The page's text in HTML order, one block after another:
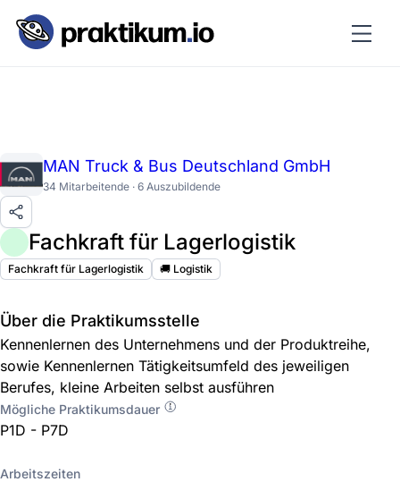
MAN Truck & Bus Deutschland GmbH
34 Mitarbeitende · 6 Auszubildende
Fachkraft für Lagerlogistik
Fachkraft für Lagerlogistik 🚚 Logistik
Über die Praktikumsstelle
Kennenlernen des Unternehmens und der Produktreihe,
sowie Kennenlernen Tätigkeitsumfeld des jeweiligen
Berufes, kleine Arbeiten selbst ausführen
Mögliche Praktikumsdauer
P1D - P7D
Arbeitszeiten